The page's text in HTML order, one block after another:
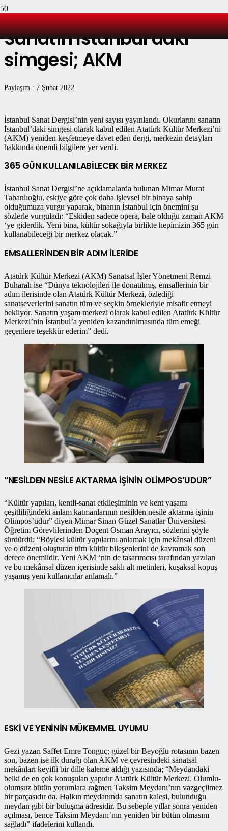
Sanatın İstanbul’daki
simgesi; AKM
Paylaşım : 7 Şubat 2022
İstanbul Sanat Dergisi’nin yeni sayısı yayınlandı. Okurlarını sanatın
İstanbul’daki simgesi olarak kabul edilen Atatürk Kültür Merkezi’ni
(AKM) yeniden keşfetmeye davet eden dergi, merkezin detayları
hakkında önemli bilgilere yer verdi.
365 GÜN KULLANILABİLECEK BİR MERKEZ
İstanbul Sanat Dergisi’ne açıklamalarda bulunan Mimar Murat
Tabanlıoğlu, eskiye göre çok daha işlevsel bir binaya sahip
olduğumuza vurgu yaparak, binanın İstanbul için önemini şu
sözlerle vurguladı: “Eskiden sadece opera, bale olduğu zaman AKM
‘ye giderdik. Yeni bina, kültür sokağıyla birlikte hepimizin 365 gün
kullanabileceği bir merkez olacak.”
EMSALLERİNDEN BİR ADIM İLERİDE
Atatürk Kültür Merkezi (AKM) Sanatsal İşler Yönetmeni Remzi
Buharalı ise “Dünya teknolojileri ile donatılmış, emsallerinin bir
adım ilerisinde olan Atatürk Kültür Merkezi, özlediği
sanatseverlerini sanatın tüm ve seçkin örnekleriyle misafir etmeyi
bekliyor. Sanatın yaşam merkezi olarak kabul edilen Atatürk Kültür
Merkezi’nin İstanbul’a yeniden kazandırılmasında tüm emeği
geçenlere teşekkür ederim” dedi.
“NESİLDEN NESİLE AKTARMA İŞİNİN OLİMPOS’UDUR”
“Kültür yapıları, kentli-sanat etkileşiminin ve kent yaşamı
çeşitliliğindeki anlam katmanlarının nesilden nesile aktarma işinin
Olimpos’udur” diyen Mimar Sinan Güzel Sanatlar Üniversitesi
Öğretim Görevlilerinden Doçent Osman Arayıcı, sözlerini şöyle
sürdürdü: “Böylesi kültür yapılarını anlamak için mekânsal düzeni
ve o düzeni oluşturan tüm kültür bileşenlerini de kavramak son
derece önemlidir. Yeni AKM ‘nin de tasarımcısı tarafından yazılan
ve bu mekânsal düzen içerisinde saklı alt metinleri, kuşaksal kopuş
yaşamış yeni kullanıcılar anlamalı.”
ESKİ VE YENİNİN MÜKEMMEL UYUMU
Gezi yazarı Saffet Emre Tonguç; güzel bir Beyoğlu rotasının bazen
son, bazen ise ilk durağı olan AKM ve çevresindeki sanatsal
mekânları keyifli bir dille kaleme aldığı yazısında; “Meydandaki
belki de en çok konuşulan yapıdır Atatürk Kültür Merkezi. Olumlu-
olumsuz bütün yorumlara rağmen Taksim Meydanı’nın vazgeçilmez
bir parçasıdır da. Halkın meydanında sanatın kalesi, bulunduğu
meydan gibi bir buluşma adresidir. Bu sebeple yıllar sonra yeniden
açılması, bence Taksim Meydanı’nın yeniden bir bütün olmasını
sağladı” ifadelerini kullandı.